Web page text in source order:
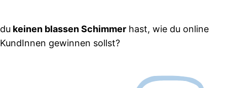
du keinen blassen Schimmer hast, wie du online
KundInnen gewinnen sollst?